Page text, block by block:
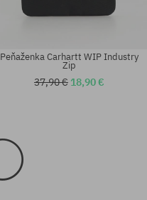
Peňaženka Carhartt WIP Industry
Zip
37,90 € 18,90 €